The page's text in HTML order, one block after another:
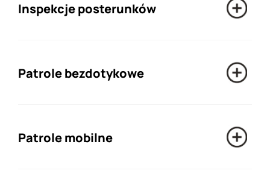
Inspekcje posterunków
Patrole bezdotykowe
Patrole mobilne